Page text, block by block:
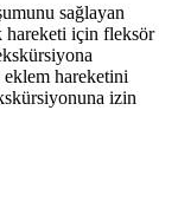
sağlayan
hareketi için fleksör
hareketini
izin